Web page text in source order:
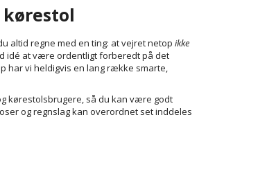
altid regne med en ting: at vejret netop ikke
idé at være ordentligt forberedt på det
har vi heldigvis en lang række smarte,
kørestolsbrugere, så du kan være godt
og regnslag kan overordnet set inddeles